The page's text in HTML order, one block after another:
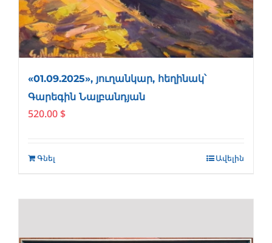
«01.09.2025», յուղանկար, հեղինակ՝
Գարեգին Նալբանդյան
520.00 $
Գնել Ավելին